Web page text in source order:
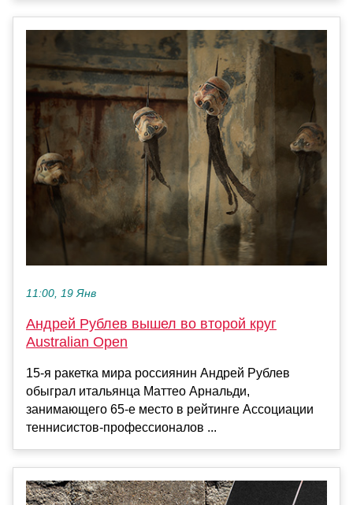
11:00, 19 Янв
Андрей Рублев вышел во второй круг
Australian Open
15-я ракетка мира россиянин Андрей Рублев
обыграл итальянца Маттео Арнальди,
занимающего 65-е место в рейтинге Ассоциации
теннисистов-профессионалов ...